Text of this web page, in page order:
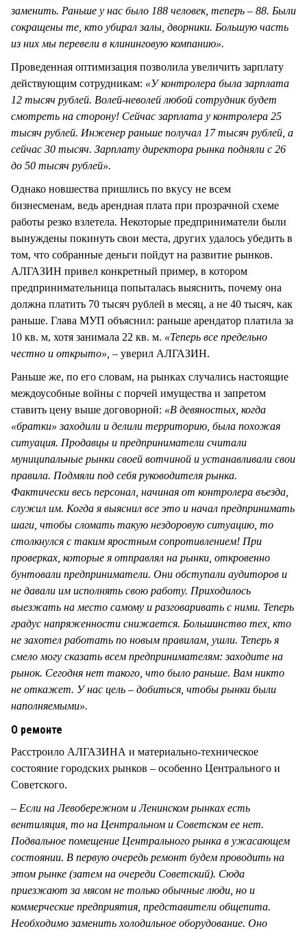
заменить. Раньше у нас было 188 человек, теперь – 88. Были
сокращены те, кто убирал залы, дворники. Большую часть
из них мы перевели в клининговую компанию».
Проведенная оптимизация позволила увеличить зарплату
действующим сотрудникам: «У контролера была зарплата
12 тысяч рублей. Волей-неволей любой сотрудник будет
смотреть на сторону! Сейчас зарплата у контролера 25
тысяч рублей. Инженер раньше получал 17 тысяч рублей, а
сейчас 30 тысяч. Зарплату директора рынка подняли с 26
до 50 тысяч рублей».
Однако новшества пришлись по вкусу не всем
бизнесменам, ведь арендная плата при прозрачной схеме
работы резко взлетела. Некоторые предприниматели были
вынуждены покинуть свои места, других удалось убедить в
том, что собранные деньги пойдут на развитие рынков.
АЛГАЗИН привел конкретный пример, в котором
предпринимательница попыталась выяснить, почему она
должна платить 70 тысяч рублей в месяц, а не 40 тысяч, как
раньше. Глава МУП объяснил: раньше арендатор платила за
10 кв. м, хотя занимала 22 кв. м. «Теперь все предельно
честно и открыто», – уверил АЛГАЗИН.
Раньше же, по его словам, на рынках случались настоящие
междоусобные войны с порчей имущества и запретом
ставить цену выше договорной: «В девяностых, когда
«братки» заходили и делили территорию, была похожая
ситуация. Продавцы и предприниматели считали
муниципальные рынки своей вотчиной и устанавливали свои
правила. Подмяли под себя руководителя рынка.
Фактически весь персонал, начиная от контролера въезда,
служил им. Когда я выяснил все это и начал предпринимать
шаги, чтобы сломать такую нездоровую ситуацию, то
столкнулся с таким яростным сопротивлением! При
проверках, которые я отправлял на рынки, откровенно
бунтовали предприниматели. Они обступали аудиторов и
не давали им исполнять свою работу. Приходилось
выезжать на место самому и разговаривать с ними. Теперь
градус напряженности снижается. Большинство тех, кто
не захотел работать по новым правилам, ушли. Теперь я
смело могу сказать всем предпринимателям: заходите на
рынок. Сегодня нет такого, что было раньше. Вам никто
не откажет. У нас цель – добиться, чтобы рынки были
наполняемыми».
О ремонте
Расстроило АЛГАЗИНА и материально-техническое
состояние городских рынков – особенно Центрального и
Советского.
– Если на Левобережном и Ленинском рынках есть
вентиляция, то на Центральном и Советском ее нет.
Подвальное помещение Центрального рынка в ужасающем
состоянии. В первую очередь ремонт будем проводить на
этом рынке (затем на очереди Советский). Сюда
приезжают за мясом не только обычные люди, но и
коммерческие предприятия, представители общепита.
Необходимо заменить холодильное оборудование. Оно